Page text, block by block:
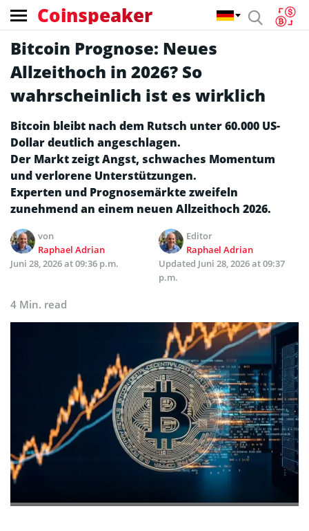
Coinspeaker
Bitcoin Prognose: Neues
Allzeithoch in 2026? So
wahrscheinlich ist es wirklich
Bitcoin bleibt nach dem Rutsch unter 60.000 US-
Dollar deutlich angeschlagen.
Der Markt zeigt Angst, schwaches Momentum
und verlorene Unterstützungen.
Experten und Prognosemärkte zweifeln
zunehmend an einem neuen Allzeithoch 2026.
von
Raphael Adrian
Editor
Raphael Adrian
Juni 28, 2026 at 09:36 p.m.
Updated Juni 28, 2026 at 09:37
p.m.
4 Min. read